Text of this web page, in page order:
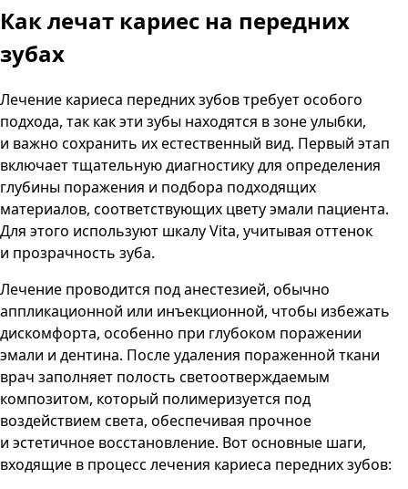
Как лечат кариес на передних
зубах
Лечение кариеса передних зубов требует особого
подхода, так как эти зубы находятся в зоне улыбки,
и важно сохранить их естественный вид. Первый этап
включает тщательную диагностику для определения
глубины поражения и подбора подходящих
материалов, соответствующих цвету эмали пациента.
Для этого используют шкалу Vita, учитывая оттенок
и прозрачность зуба.
Лечение проводится под анестезией, обычно
аппликационной или инъекционной, чтобы избежать
дискомфорта, особенно при глубоком поражении
эмали и дентина. После удаления пораженной ткани
врач заполняет полость светоотверждаемым
композитом, который полимеризуется под
воздействием света, обеспечивая прочное
и эстетичное восстановление. Вот основные шаги,
входящие в процесс лечения кариеса передних зубов: